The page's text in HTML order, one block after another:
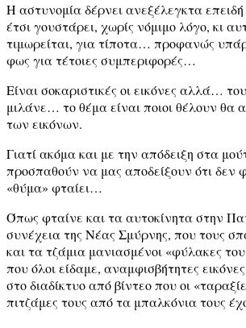
Η αστυνομία δέρνει ανεξέλεγκτα επειδή
έτσι γουστάρει, χωρίς νόμιμο λόγο, κι
τιμωρείται, για τίποτα… προφανώς
φως για τέτοιες συμπεριφορές…
Είναι σοκαριστικές οι εικόνες αλλά…
μιλάνε… το θέμα είναι ποιοι θέλουν θα
των εικόνων.
Γιατί ακόμα και με την απόδειξη στα
προσπαθούν να μας αποδείξουν ότι δεν
«θύμα» φταίει…
Όπως φταίνε και τα αυτοκίνητα στην
συνέχεια της Νέας Σμύρνης, που τους
και τα τζάμια μανιασμένοι «φύλακες
που όλοι είδαμε, αναμφισβήτητες
στο διαδίκτυο από βίντεο που οι
πιτζάμες τους από τα μπαλκόνια τους